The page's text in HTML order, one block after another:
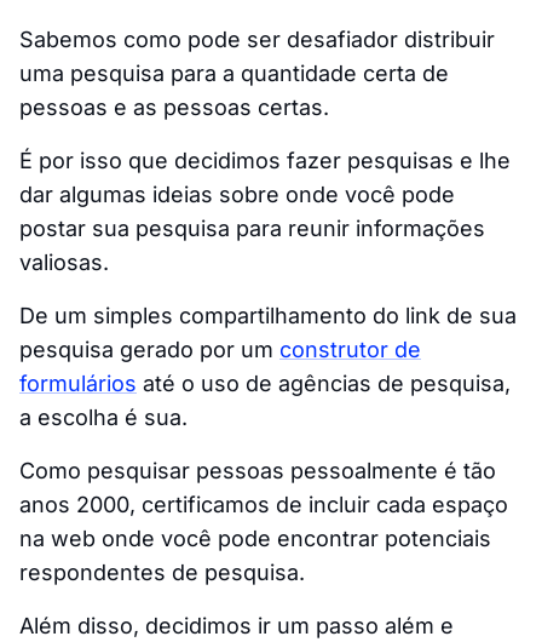
Sabemos como pode ser desafiador distribuir
uma pesquisa para a quantidade certa de
pessoas e as pessoas certas.
É por isso que decidimos fazer pesquisas e lhe
dar algumas ideias sobre onde você pode
postar sua pesquisa para reunir informações
valiosas.
De um simples compartilhamento do link de sua
pesquisa gerado por um construtor de
formulários até o uso de agências de pesquisa,
a escolha é sua.
Como pesquisar pessoas pessoalmente é tão
anos 2000, certificamos de incluir cada espaço
na web onde você pode encontrar potenciais
respondentes de pesquisa.
Além disso, decidimos ir um passo além e